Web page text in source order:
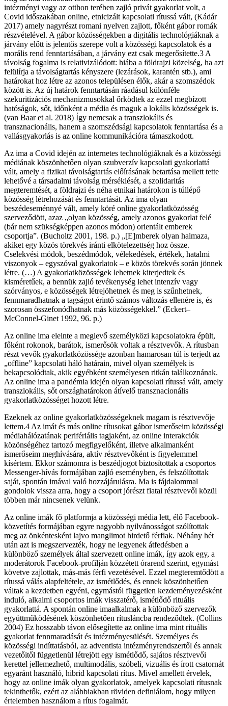
intézményi vagy az otthon terében zajló privát gyakorlat volt, a
Covid időszakában online, etnicizált kapcsolati rítussá vált, (Kádár
2017) amely nagyrészt romani nyelven zajlott, főként gábor romák
részvételével. A gábor közösségekben a digitális technológiáknak a
járvány előtt is jelentős szerepe volt a közösségi kapcsolatok és a
morális rend fenntartásában, a járvány ezt csak megerősítette.3 A
távolság fogalma is relativizálódott: hiába a földrajzi közelség, ha azt
felülírja a távolságtartás kényszere (lezárások, karantén stb.), ami
határokat hoz létre az azonos településen élők, akár a szomszédok
között is. Az új határok fenntartásán ráadásul különféle
szekuritizációs mechanizmusokkal őrködtek az ezzel megbízott
hatóságok, sőt, időnként a média és maguk a lokális közösségek is.
(van Baar et al. 2018) Így nemcsak a transzlokális és
transznacionális, hanem a szomszédsági kapcsolatok fenntartása és a
vallásgyakorlás is az online kommunikációra támaszkodott.
Az ima a Covid idején az internetes technológiáknak és a közösségi
médiának köszönhetően olyan szubverzív kapcsolati gyakorlattá
vált, amely a fizikai távolságtartás előírásának betartása mellett tette
lehetővé a társadalmi távolság mérséklését, a szolidaritás
megteremtését, a földrajzi és néha etnikai határokon is túllépő
közösség létrehozását és fenntartását. Az ima olyan
beszédeseménnyé vált, amely köré online gyakorlatközösség
szerveződött, azaz „olyan közösség, amely azonos gyakorlat felé
(bár nem szükségképpen azonos módon) orientált emberek
csoportja”. (Bucholtz 2001, 198. p.) „[E]mberek olyan halmaza,
akiket egy közös törekvés iránti elkötelezettség hoz össze.
Cselekvési módok, beszédmódok, vélekedések, értékek, hatalmi
viszonyok – egyszóval gyakorlatok – e közös törekvés során jönnek
létre. (…) A gyakorlatközösségek lehetnek kiterjedtek és
kisméretűek, a bennük zajló tevékenység lehet intenzív vagy
szórványos, e közösségek létrejöhetnek és meg is szűnhetnek,
fennmaradhatnak a tagságot érintő számos változás ellenére is, és
szorosan összefonódhatnak más közösségekkel.” (Eckert–
McConnel-Ginet 1992, 96. p.)
Az online ima eleinte a meglevő személyközi kapcsolatokra épült,
főként rokonok, barátok, ismerősök voltak a résztvevők. A rítusban
részt vevők gyakorlatközössége azonban hamarosan túl is terjedt az
„offline” kapcsolati háló határain, mivel olyan személyek is
bekapcsolódtak, akik egyébként személyesen ritkán találkoznának.
Az online ima a pandémia idején olyan kapcsolati rítussá vált, amely
transzlokális, sőt országhatárokon átívelő transznacionális
gyakorlatközösséget hozott létre.
Ezeknek az online gyakorlatközösségeknek magam is résztvevője
lettem.4 Az imát és más online rítusokat gábor ismerőseim közösségi
médiahálózatának perifériális tagjaként, az online interakciók
közönségéhez tartozó megfigyelőként, illetve alkalmanként
ismerőseim meghívására, aktív résztvevőként is figyelemmel
kísértem. Ekkor számomra is beszédjogot biztosítottak a csoportos
Messenger-hívás formájában zajló eseményben, és felszólítottak
saját, spontán imával való hozzájárulásra. Ma is fájdalommal
gondolok vissza arra, hogy a csoport jórészt fiatal résztvevői közül
többen már nincsenek velünk.
Az online imák fő platformja a közösségi média lett, élő Facebook-
közvetítés formájában egyre nagyobb nyilvánosságot szólítottak
meg az önkéntesként lajvo manglimot hirdető férfiak. Néhány hét
után azt is megszervezték, hogy ne legyenek átfedésben a
különböző személyek által szervezett online imák, így azok egy, a
moderátorok Facebook-profilján közzétett órarend szerint, egymást
követve zajlottak, más-más férfi vezetésével. Ezzel megteremtődött a
rítussá válás alapfeltétele, az ismétlődés, és ennek köszönhetően
váltak a kezdetben egyéni, egymástól független kezdeményezésként
induló, alkalmi csoportos imák visszatérő, ismétlődő rituális
gyakorlattá. A spontán online imaalkalmak a különböző szervezők
együttműködésének köszönhetően rítusláncba rendeződtek. (Collins
2004) Ez hosszabb távon elősegítette az online ima mint rituális
gyakorlat fennmaradását és intézményesülését. Személyes és
közösségi indíttatásból, az adventista intézményrendszertől és annak
vezetőitől függetlenül létrejött egy ismétlődő, sajátos résztvevői
kerettel jellemezhető, multimodális, szóbeli, vizuális és írott csatornát
egyaránt használó, hibrid kapcsolati rítus. Mivel amellett érvelek,
hogy az online imák olyan gyakorlatok, amelyek kapcsolati rítusnak
tekinthetők, ezért az alábbiakban röviden definiálom, hogy milyen
értelemben használom a rítus fogalmát.